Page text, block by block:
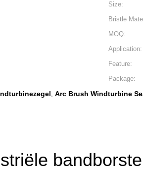
Size:
Bristle
MOQ:
Application:
Feature:
Package:
, Arc Brush Windturbine